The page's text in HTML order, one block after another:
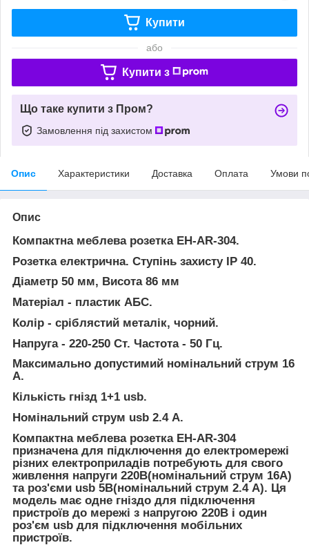
Купити
або
Купити з
Що таке купити з Пром?
Замовлення під захистом
Опис Характеристики Доставка Оплата Умови
Опис
Компактна меблева розетка EH-AR-304.
Розетка електрична. Ступінь захисту IP 40.
Діаметр 50 мм, Висота 86 мм
Матеріал - пластик АБС.
Колір - сріблястий металік, чорний.
Напруга - 220-250 Ст. Частота - 50 Гц.
Максимально допустимий номінальний струм 16
А.
Кількість гнізд 1+1 usb.
Номінальний струм usb 2.4 А.
Компактна меблева розетка EH-AR-304
призначена для підключення до електромережі
різних електроприладів потребують для свого
живлення напруги 220В(номінальний струм 16А)
та роз'єми usb 5В(номінальний струм 2.4 А). Ця
модель має одне гніздо для підключення
пристроїв до мережі з напругою 220В і один
роз'єм usb для підключення мобільних
пристроїв.